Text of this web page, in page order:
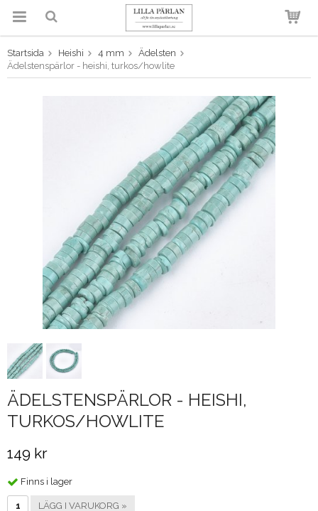
Produkten har blivit tillagd i
varukorgen
Startsida Heishi 4 mm
Ädelsten
Ädelstenspärlor - heishi, turkos/howlite
ÄDELSTENSPÄRLOR - HEISHI,
TURKOS/HOWLITE
149 kr
Finns i lager
LÄGG I VARUKORG »